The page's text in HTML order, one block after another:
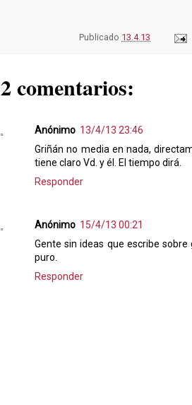
Publicado 13.4.13
2 comentarios:
Anónimo 13/4/13 23:46
Griñán no media en nada,
tiene claro Vd. y él. El tiempo dirá.
Responder
Anónimo 15/4/13 00:21
Gente sin ideas que escribe
puro.
Responder